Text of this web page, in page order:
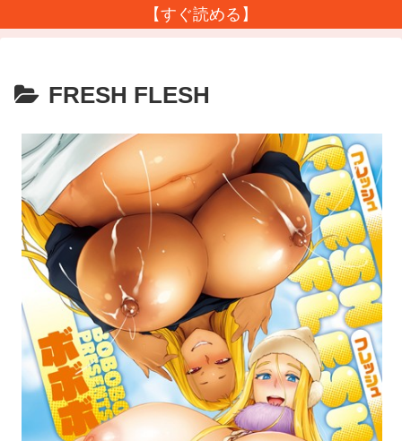
【すぐ読める】
FRESH FLESH